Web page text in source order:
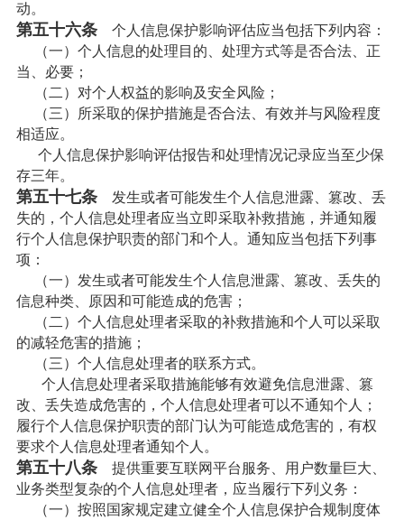
动。
第五十六条个人信息保护影响评估应当包括下列内容：
（一）个人信息的处理目的、处理方式等是否合法、正
当、必要；
（二）对个人权益的影响及安全风险；
（三）所采取的保护措施是否合法、有效并与风险程度
相适应。
个人信息保护影响评估报告和处理情况记录应当至少保
存三年。
第五十七条发生或者可能发生个人信息泄露、篡改、丢
失的，个人信息处理者应当立即采取补救措施，并通知履
行个人信息保护职责的部门和个人。通知应当包括下列事
项：
（一）发生或者可能发生个人信息泄露、篡改、丢失的
信息种类、原因和可能造成的危害；
（二）个人信息处理者采取的补救措施和个人可以采取
的减轻危害的措施；
（三）个人信息处理者的联系方式。
个人信息处理者采取措施能够有效避免信息泄露、篡
改、丢失造成危害的，个人信息处理者可以不通知个人；
履行个人信息保护职责的部门认为可能造成危害的，有权
要求个人信息处理者通知个人。
第五十八条提供重要互联网平台服务、用户数量巨大、
业务类型复杂的个人信息处理者，应当履行下列义务：
（一）按照国家规定建立健全个人信息保护合规制度体